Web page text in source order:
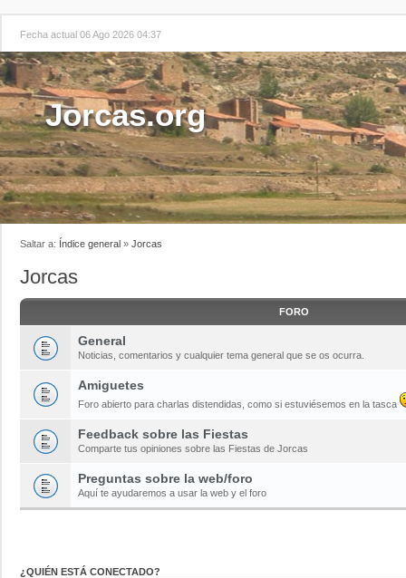
Fecha actual 06 Ago 2026 04:37
Jorcas.org
Saltar a: Índice general » Jorcas
Jorcas
FORO
General
Noticias, comentarios y cualquier tema general que se os ocurra.
Amiguetes
Foro abierto para charlas distendidas, como si estuviésemos en la tasca
Feedback sobre las Fiestas
Comparte tus opiniones sobre las Fiestas de Jorcas
Preguntas sobre la web/foro
Aquí te ayudaremos a usar la web y el foro
¿QUIÉN ESTÁ CONECTADO?